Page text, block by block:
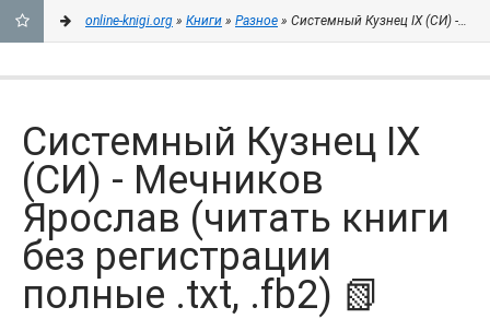
ЗАКЛАДКИ
online-knigi.org » Книги » Разное » Системный Кузнец IX (СИ) -
Системный Кузнец IX
(СИ) - Мечников
Ярослав (читать книги
без регистрации
полные .txt, .fb2) 📗